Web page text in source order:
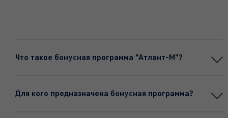
Что такое бонусная программа "Атлант-М"?
Для кого предназначена бонусная программа?